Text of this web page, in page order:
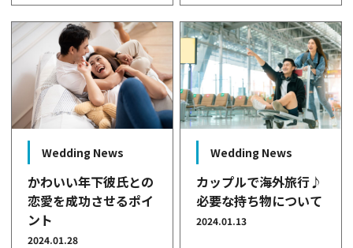
Wedding News
かわいい年下彼氏との
恋愛を成功させるポイ
ント
2024.01.28
Wedding News
カップルで海外旅行♪
必要な持ち物について
2024.01.13